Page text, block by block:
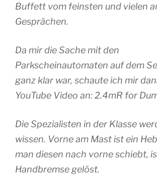
Buffett vom feinsten und vielen
Gesprächen.
Da mir die Sache mit den
Parkscheinautomaten auf dem
ganz klar war, schaute ich mir
YouTube Video an: 2.4mR for
Die Spezialisten in der Klasse
wissen. Vorne am Mast ist ein
man diesen nach vorne schiebt,
Handbremse gelöst.